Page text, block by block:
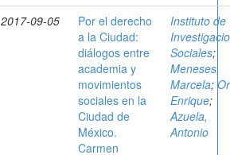
2017-09-05
Por el derecho
a la Ciudad:
diálogos entre
academia y
movimientos
sociales en la
Ciudad de
México.
Carmen
Instituto de
Sociales;
Meneses,
Marcela;
Enrique;
Azuela,
Antonio